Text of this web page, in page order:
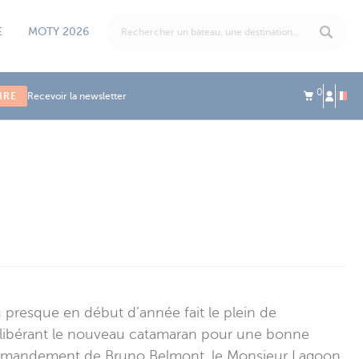
MOTY 2026
Recevoir la newsletter 0
en début d’année fait le plein de
le nouveau catamaran pour une bonne
de Bruno Belmont, le Monsieur Lagoon